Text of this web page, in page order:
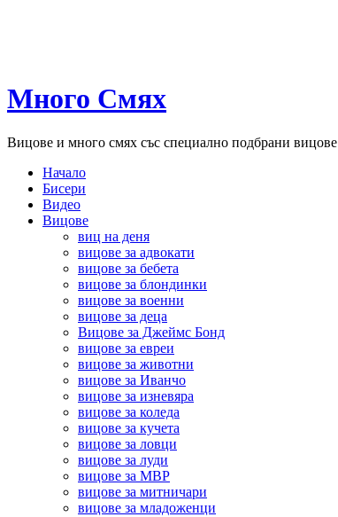
Много Смях
Вицове и много смях със специално подбрани вицове
Начало
Бисери
Видео
Вицове
виц на деня
вицове за адвокати
вицове за бебета
вицове за блондинки
вицове за военни
вицове за деца
Вицове за Джеймс Бонд
вицове за евреи
вицове за животни
вицове за Иванчо
вицове за изневяра
вицове за коледа
вицове за кучета
вицове за ловци
вицове за луди
вицове за МВР
вицове за митничари
вицове за младоженци